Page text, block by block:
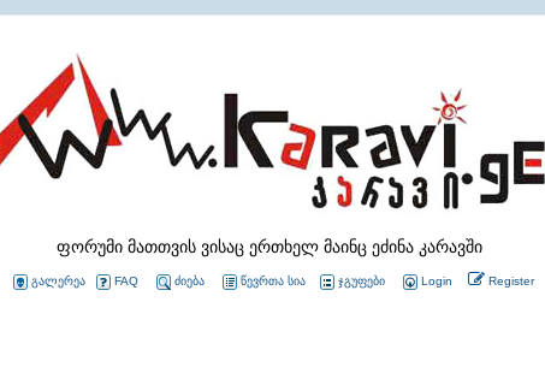
ფორუმი მათთვის ვისაც ერთხელ მაინც ეძინა კარავში
გალერეა FAQ ძიება წევრთა სია ჯგუფები Login Register